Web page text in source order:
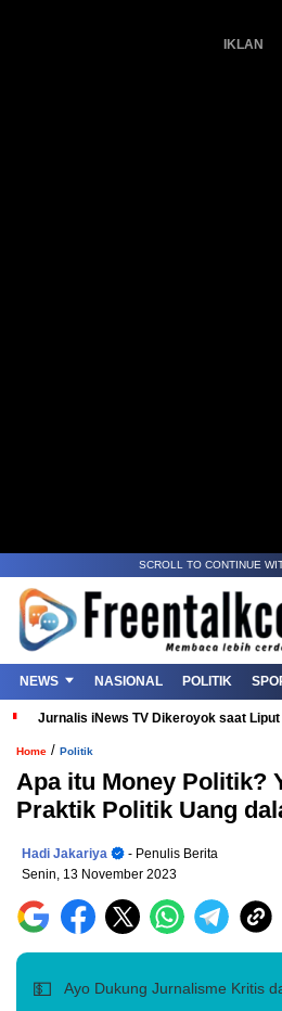
IKLAN
SCROLL TO CONTINUE
NEWS NASIONAL POLITIK
Jurnalis iNews TV Dikeroyok saat
Home / Politik
Apa itu Money Politik?
Praktik Politik Uang
Hadi Jakariya
- Penulis Berita
Senin, 13 November 2023
💵 Ayo Dukung Jurnalisme Kritis